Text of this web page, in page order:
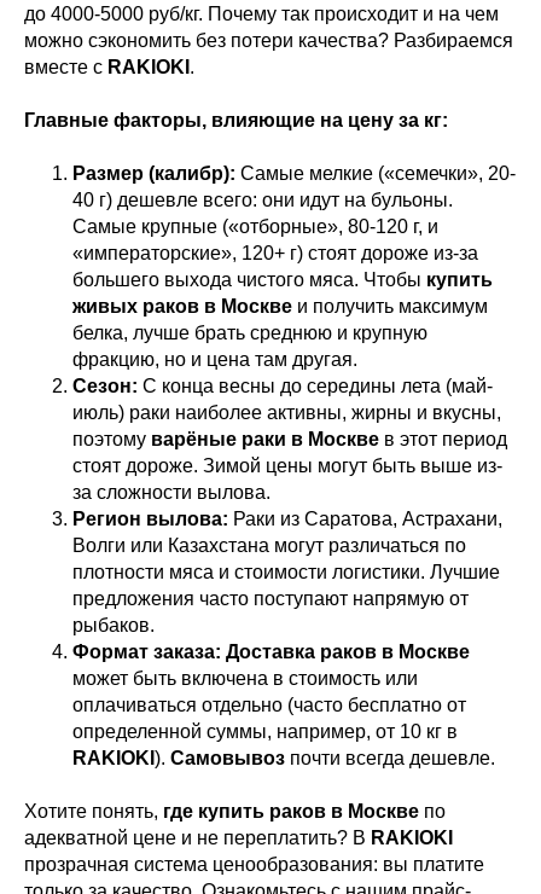
до 4000-5000 руб/кг. Почему так происходит и на чем
можно сэкономить без потери качества? Разбираемся
вместе с RAKIOKI .
Главные факторы, влияющие на цену за кг:
Размер (калибр): Самые мелкие («семечки», 20-
40 г) дешевле всего: они идут на бульоны.
Самые крупные («отборные», 80-120 г, и
«императорские», 120+ г) стоят дороже из-за
большего выхода чистого мяса. Чтобы купить
живых раков в Москве и получить максимум
белка, лучше брать среднюю и крупную
фракцию, но и цена там другая.
Сезон: С конца весны до середины лета (май-
июль) раки наиболее активны, жирны и вкусны,
поэтому варёные раки в Москве в этот период
стоят дороже. Зимой цены могут быть выше из-
за сложности вылова.
Регион вылова: Раки из Саратова, Астрахани,
Волги или Казахстана могут различаться по
плотности мяса и стоимости логистики. Лучшие
предложения часто поступают напрямую от
рыбаков.
Формат заказа: Доставка раков в Москве
может быть включена в стоимость или
оплачиваться отдельно (часто бесплатно от
определенной суммы, например, от 10 кг в
RAKIOKI ). Самовывоз почти всегда дешевле.
Хотите понять, где купить раков в Москве по
адекватной цене и не переплатить? В RAKIOKI
прозрачная система ценообразования: вы платите